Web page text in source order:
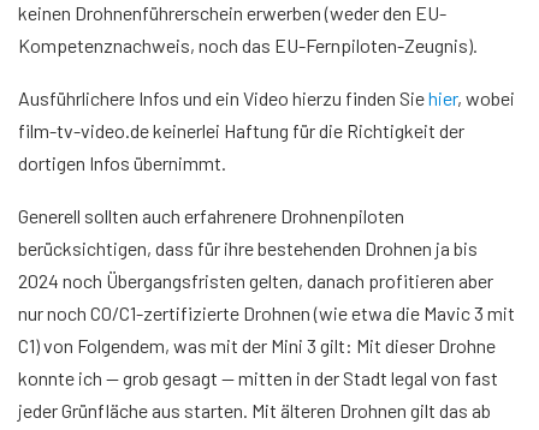
keinen Drohnenführerschein erwerben (weder den EU-
Kompetenznachweis, noch das EU-Fernpiloten-Zeugnis).
Ausführlichere Infos und ein Video hierzu finden Siehier, wobei
film-tv-video.de keinerlei Haftung für die Richtigkeit der
dortigen Infos übernimmt.
Generell sollten auch erfahrenere Drohnenpiloten
berücksichtigen, dass für ihre bestehenden Drohnen ja bis
2024 noch Übergangsfristen gelten, danach profitieren aber
nur noch C0/C1-zertifizierte Drohnen (wie etwa die Mavic 3 mit
C1) von Folgendem, was mit der Mini 3 gilt: Mit dieser Drohne
konnte ich — grob gesagt — mitten in der Stadt legal von fast
jeder Grünfläche aus starten. Mit älteren Drohnen gilt das ab